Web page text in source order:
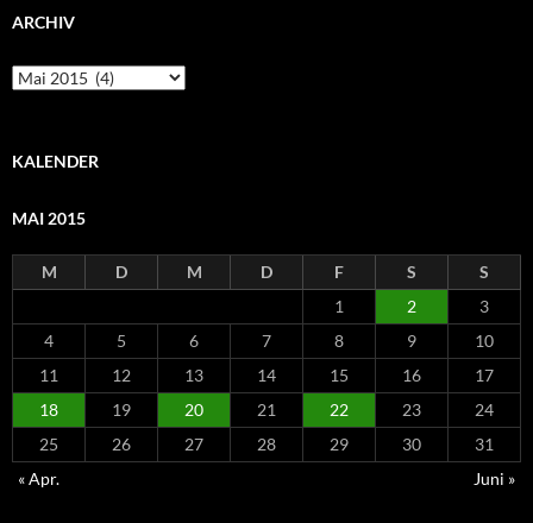
ARCHIV
Archiv
KALENDER
MAI 2015
M D M D F S
S
1
2
3
4
5 6 7 8 9
10
11
12 13 14 15 16
17
18
19 20 21 22 23
24
25
26 27 28 29 30
31
« Apr.
Juni »